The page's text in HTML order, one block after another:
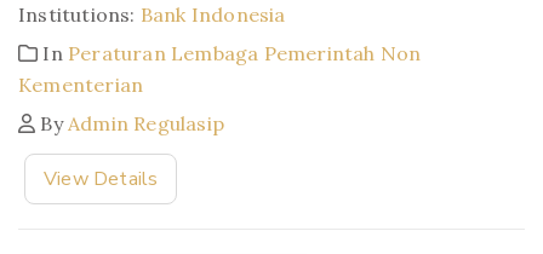
Institutions: Bank Indonesia
In Peraturan Lembaga Pemerintah Non
Kementerian
By Admin Regulasip
View Details